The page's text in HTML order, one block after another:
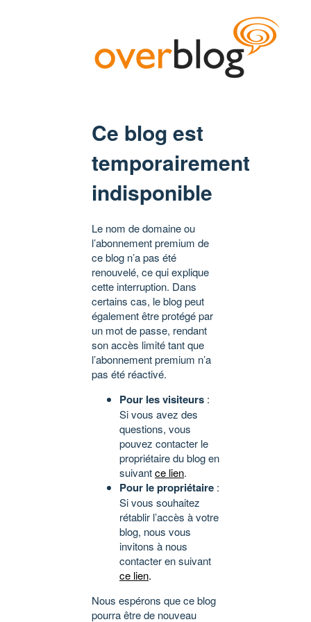
Ce blog est
temporairement
indisponible
Le nom de domaine ou
l’abonnement premium de
ce blog n’a pas été
renouvelé, ce qui explique
cette interruption. Dans
certains cas, le blog peut
également être protégé par
un mot de passe, rendant
son accès limité tant que
l’abonnement premium n’a
pas été réactivé.
Pour les visiteurs :
Si vous avez des
questions, vous
pouvez contacter le
propriétaire du blog en
suivantce lien.
Pour le propriétaire :
Si vous souhaitez
rétablir l’accès à votre
blog, nous vous
invitons à nous
contacter en suivant
ce lien.
Nous espérons que ce blog
pourra être de nouveau